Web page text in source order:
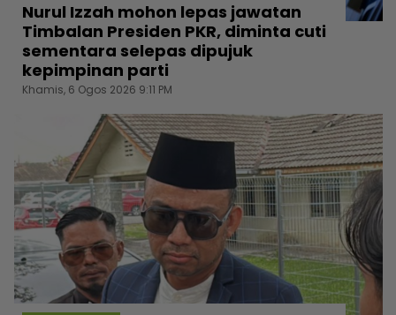
Nurul Izzah mohon lepas jawatan
Timbalan Presiden PKR, diminta cuti
sementara selepas dipujuk
kepimpinan parti
Khamis, 6 Ogos 2026 9:11 PM